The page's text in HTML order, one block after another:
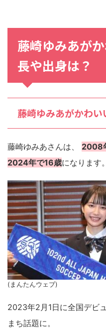
藤崎ゆみあが
長や出身は？
藤崎ゆみあがかわい
藤崎ゆみあさんは、 2008
2024年で16歳になります。
(まんたんウェブ)
2023年2月1日に全国デビ
まち話題に。